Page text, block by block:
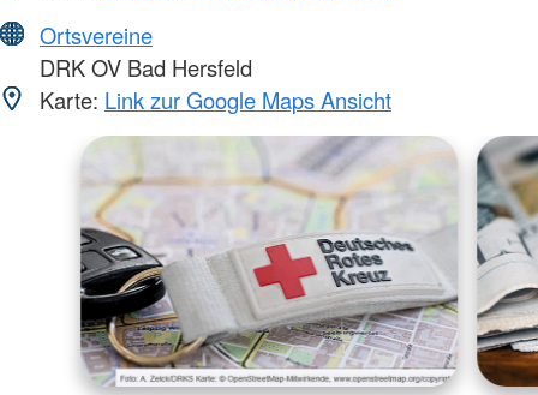
Ortsvereine
DRK OV Bad Hersfeld
Karte: Link zur Google Maps Ansicht